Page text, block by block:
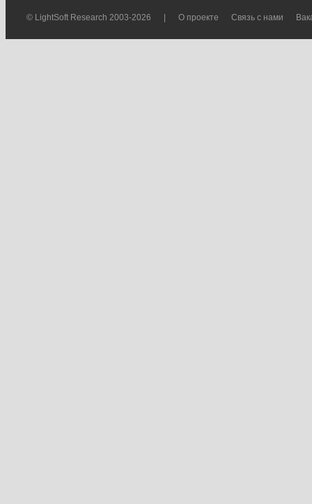
© LightSoft Research 2003-2026 О проекте Связь с нами